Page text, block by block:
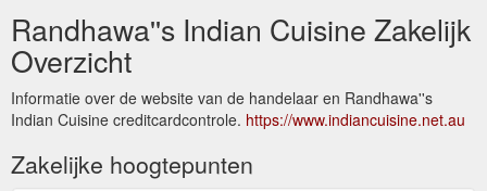
Randhawa''s Indian Cuisine Zakelijk
Overzicht
Informatie over de website van de handelaar en Randhawa''s
Indian Cuisine creditcardcontrole. https://www.indiancuisine.net.au
Zakelijke hoogtepunten